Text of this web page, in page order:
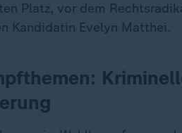
Platz, vor dem
Kandidatin Evelyn Matthei.